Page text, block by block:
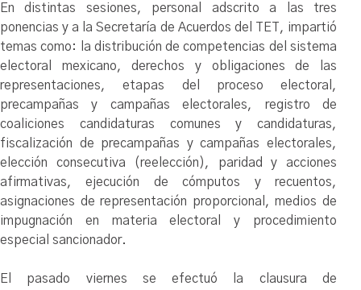
En distintas sesiones, personal adscrito a las tres
ponencias y a la Secretaría de Acuerdos del TET, impartió
temas como: la distribución de competencias del sistema
electoral mexicano, derechos y obligaciones de las
representaciones, etapas del proceso electoral,
precampañas y campañas electorales, registro de
coaliciones candidaturas comunes y candidaturas,
fiscalización de precampañas y campañas electorales,
elección consecutiva (reelección), paridad y acciones
afirmativas, ejecución de cómputos y recuentos,
asignaciones de representación proporcional, medios de
impugnación en materia electoral y procedimiento
especial sancionador.
El pasado viernes se efectuó la clausura de